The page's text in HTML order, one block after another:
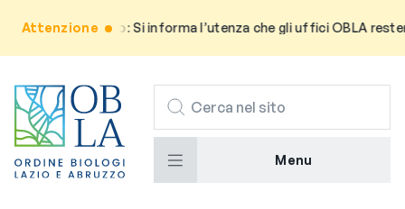
AttenzioneAvviso: Si informa l’utenza che gli uffici OBLA
CERCA
Menu